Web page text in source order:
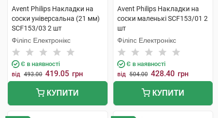
Avent Philips Накладки на
соски універсальна (21 мм)
SCF153/03 2 шт
Філіпс Електронікс
Є в наявності
від 493.00 419.05 грн
КУПИТИ
Avent Philips Накладки на
соски маленькі SCF153/01 2
шт
Філіпс Електронікс
Є в наявності
від 504.00 428.40 грн
КУПИТИ